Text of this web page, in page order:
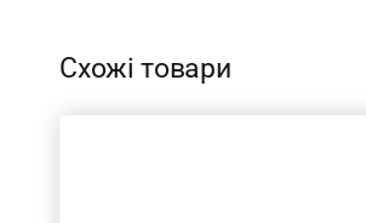
Схожі товари